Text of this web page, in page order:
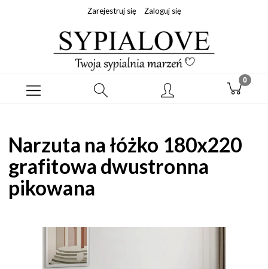
Zarejestruj się Zaloguj się
Narzuta na łóżko 180x220
grafitowa dwustronna
pikowana